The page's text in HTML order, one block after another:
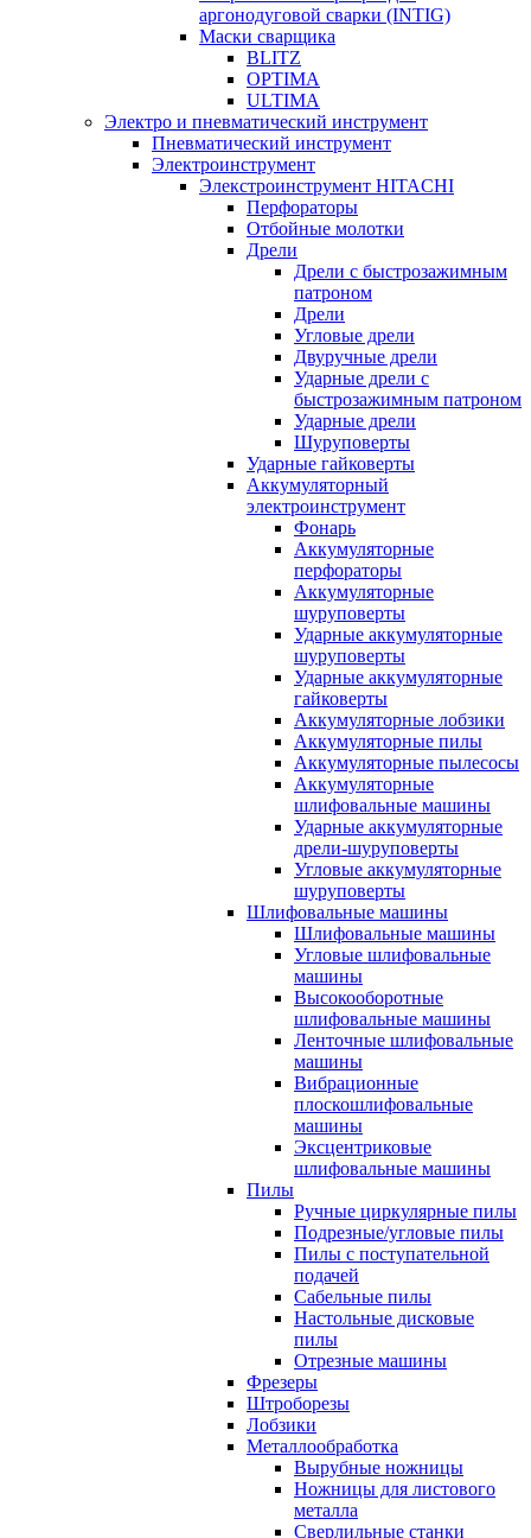
аргонодуговой сварки (INTIG)
Маски сварщика
BLITZ
OPTIMA
ULTIMA
Электро и пневматический инструмент
Пневматический инструмент
Электроинструмент
Элекстроинструмент HITACHI
Перфораторы
Отбойные молотки
Дрели
Дрели с быстрозажимным
патроном
Дрели
Угловые дрели
Двуручные дрели
Ударные дрели с
быстрозажимным патроном
Ударные дрели
Шуруповерты
Ударные гайковерты
Аккумуляторный
электроинструмент
Фонарь
Аккумуляторные
перфораторы
Аккумуляторные
шуруповерты
Ударные аккумуляторные
шуруповерты
Ударные аккумуляторные
гайковерты
Аккумуляторные лобзики
Аккумуляторные пилы
Аккумуляторные пылесосы
Аккумуляторные
шлифовальные машины
Ударные аккумуляторные
дрели-шуруповерты
Угловые аккумуляторные
шуруповерты
Шлифовальные машины
Шлифовальные машины
Угловые шлифовальные
машины
Высокооборотные
шлифовальные машины
Ленточные шлифовальные
машины
Вибрационные
плоскошлифовальные
машины
Эксцентриковые
шлифовальные машины
Пилы
Ручные циркулярные пилы
Подрезные/угловые пилы
Пилы с поступательной
подачей
Сабельные пилы
Настольные дисковые
пилы
Отрезные машины
Фрезеры
Штроборезы
Лобзики
Металлообработка
Вырубные ножницы
Ножницы для листового
металла
Сверлильные станки